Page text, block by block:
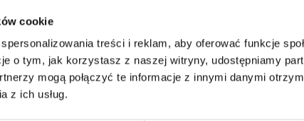
cookie
treści i reklam, aby oferować funkcje
o tym, jak korzystasz z naszej witryny, udostępniamy
mogą połączyć te informacje z innymi danymi
z ich usług.
20 den
rajstopy
pln
Rajstopy wzorzyste w
kwiatki
21,90 pln
15,33 pln
Rajstopy z koronkowej
tkaniny
55,00 pln